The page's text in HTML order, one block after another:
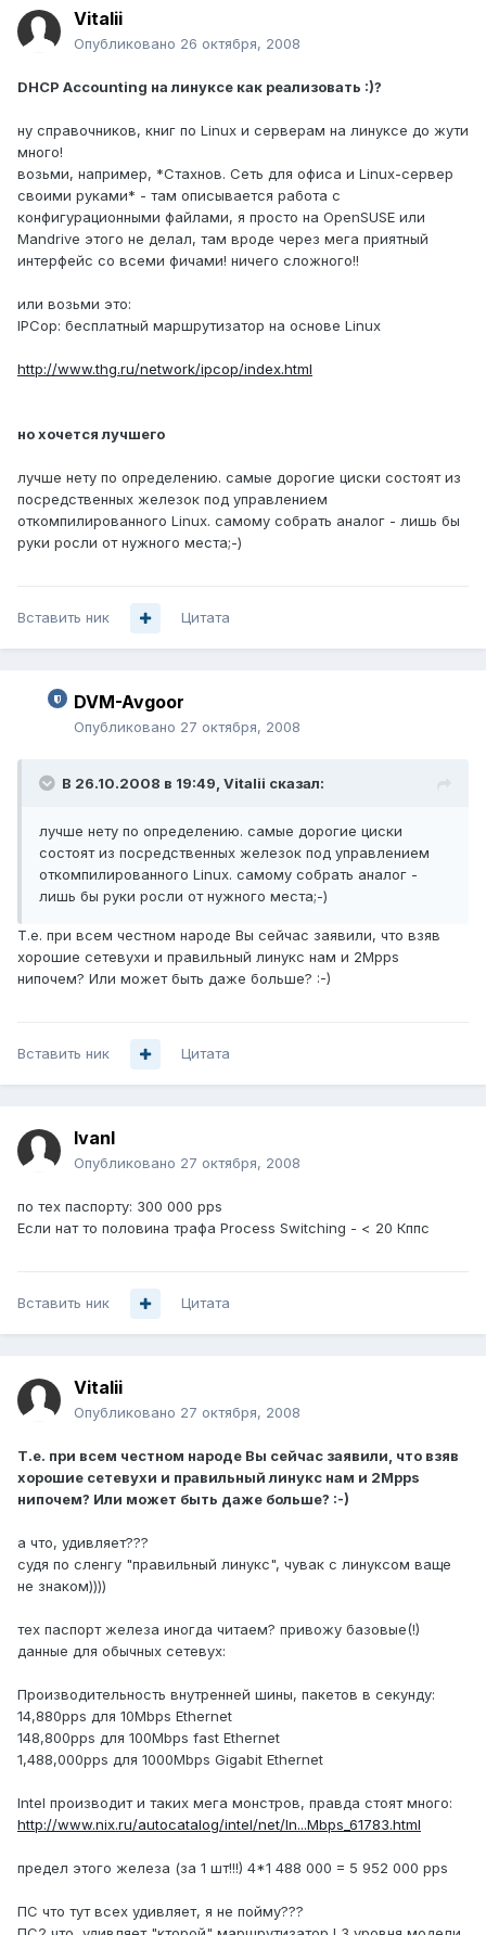
Vitalii
Опубликовано 26 октября, 2008
DHCP Accounting на линуксе как реализовать :)?
ну справочников, книг по Linux и серверам на линуксе до жути
много!
возьми, например, *Стахнов. Сеть для офиса и Linux-сервер
своими руками* - там описывается работа с
конфигурационными файлами, я просто на OpenSUSE или
Mandrive этого не делал, там вроде через мега приятный
интерфейс со всеми фичами! ничего сложного!!
или возьми это:
IPCop: бесплатный маршрутизатор на основе Linux
http://www.thg.ru/network/ipcop/index.html
но хочется лучшего
лучше нету по определению. самые дорогие циски состоят из
посредственных железок под управлением
откомпилированного Linux. самому собрать аналог - лишь бы
руки росли от нужного места;-)
Вставить ник Цитата
DVM-Avgoor
Опубликовано 27 октября, 2008
В 26.10.2008 в 19:49, Vitalii сказал:
лучше нету по определению. самые дорогие циски
состоят из посредственных железок под управлением
откомпилированного Linux. самому собрать аналог -
лишь бы руки росли от нужного места;-)
Т.е. при всем честном народе Вы сейчас заявили, что взяв
хорошие сетевухи и правильный линукс нам и 2Mpps
нипочем? Или может быть даже больше? :-)
Вставить ник Цитата
IvanI
Опубликовано 27 октября, 2008
по тех паспорту: 300 000 pps
Если нат то половина трафа Process Switching - < 20 Кппс
Вставить ник Цитата
Vitalii
Опубликовано 27 октября, 2008
Т.е. при всем честном народе Вы сейчас заявили, что взяв
хорошие сетевухи и правильный линукс нам и 2Mpps
нипочем? Или может быть даже больше? :-)
а что, удивляет???
судя по сленгу "правильный линукс", чувак с линуксом ваще
не знаком))))
тех паспорт железа иногда читаем? привожу базовые(!)
данные для обычных сетевух:
Производительность внутренней шины, пакетов в секунду:
14,880pps для 10Mbps Ethernet
148,800pps для 100Mbps fast Ethernet
1,488,000pps для 1000Mbps Gigabit Ethernet
Intel производит и таких мега монстров, правда стоят много:
http://www.nix.ru/autocatalog/intel/net/In...Mbps_61783.html
предел этого железа (за 1 шт!!!) 4*1 488 000 = 5 952 000 pps
ПС что тут всех удивляет, я не пойму???